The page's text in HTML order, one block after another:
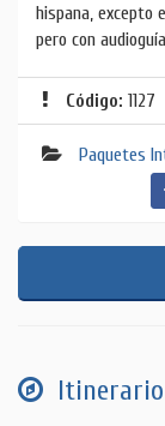
hispana, excepto
pero con
Código: 1127
Paquetes
Itinerario